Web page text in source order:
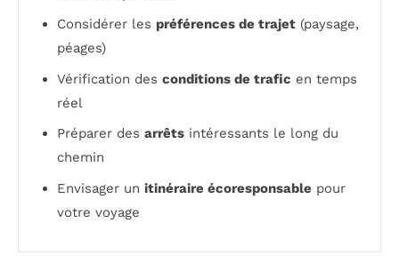
Considérer les préférences de trajet (paysage,
péages)
Vérification des conditions de trafic en temps
réel
Préparer des arrêts intéressants le long du
chemin
Envisager un itinéraire écoresponsable pour
votre voyage